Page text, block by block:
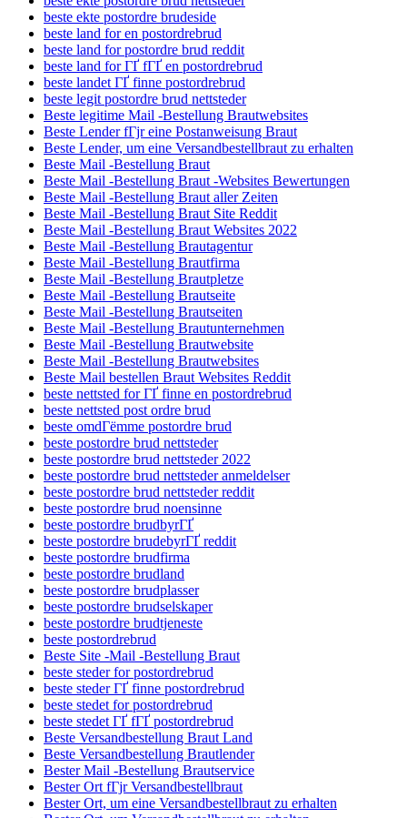
beste ekte postordre brudeside
beste land for en postordrebrud
beste land for postordre brud reddit
beste land for ГҐ fГҐ en postordrebrud
beste landet ГҐ finne postordrebrud
beste legit postordre brud nettsteder
Beste legitime Mail -Bestellung Brautwebsites
Beste Lender fГјr eine Postanweisung Braut
Beste Lender, um eine Versandbestellbraut zu erhalten
Beste Mail -Bestellung Braut
Beste Mail -Bestellung Braut -Websites Bewertungen
Beste Mail -Bestellung Braut aller Zeiten
Beste Mail -Bestellung Braut Site Reddit
Beste Mail -Bestellung Braut Websites 2022
Beste Mail -Bestellung Brautagentur
Beste Mail -Bestellung Brautfirma
Beste Mail -Bestellung Brautpletze
Beste Mail -Bestellung Brautseite
Beste Mail -Bestellung Brautseiten
Beste Mail -Bestellung Brautunternehmen
Beste Mail -Bestellung Brautwebsite
Beste Mail -Bestellung Brautwebsites
Beste Mail bestellen Braut Websites Reddit
beste nettsted for ГҐ finne en postordrebrud
beste nettsted post ordre brud
beste omdГёmme postordre brud
beste postordre brud nettsteder
beste postordre brud nettsteder 2022
beste postordre brud nettsteder anmeldelser
beste postordre brud nettsteder reddit
beste postordre brud noensinne
beste postordre brudbyrГҐ
beste postordre brudebyrГҐ reddit
beste postordre brudfirma
beste postordre brudland
beste postordre brudplasser
beste postordre brudselskaper
beste postordre brudtjeneste
beste postordrebrud
Beste Site -Mail -Bestellung Braut
beste steder for postordrebrud
beste steder ГҐ finne postordrebrud
beste stedet for postordrebrud
beste stedet ГҐ fГҐ postordrebrud
Beste Versandbestellung Braut Land
Beste Versandbestellung Brautlender
Bester Mail -Bestellung Brautservice
Bester Ort fГјr Versandbestellbraut
Bester Ort, um eine Versandbestellbraut zu erhalten